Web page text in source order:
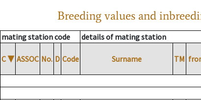
Breeding values and
mating station code details of mating station
C ▼ ASSOC No. D Code Surname TM